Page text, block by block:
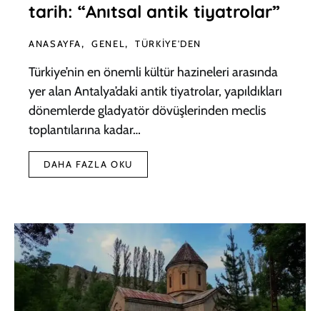
tarih: “Anıtsal antik tiyatrolar”
ANASAYFA GENEL TÜRKIYE'DEN
Türkiye’nin en önemli kültür hazineleri arasında
yer alan Antalya’daki antik tiyatrolar, yapıldıkları
dönemlerde gladyatör dövüşlerinden meclis
toplantılarına kadar…
DAHA FAZLA OKU